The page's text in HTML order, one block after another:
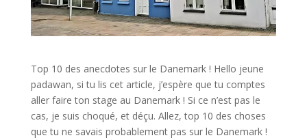
Top 10 des anecdotes sur le Danemark ! Hello jeune
padawan, si tu lis cet article, j’espère que tu comptes
aller faire ton stage au Danemark ! Si ce n’est pas le
cas, je suis choqué, et déçu. Allez, top 10 des choses
que tu ne savais probablement pas sur le Danemark !